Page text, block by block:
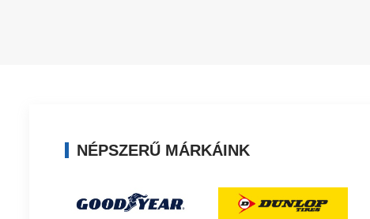
NÉPSZERŰ MÁRKÁINK